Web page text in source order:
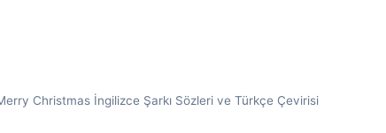
Christmas İngilizce Şarkı Sözleri ve Türkçe Çevirisi